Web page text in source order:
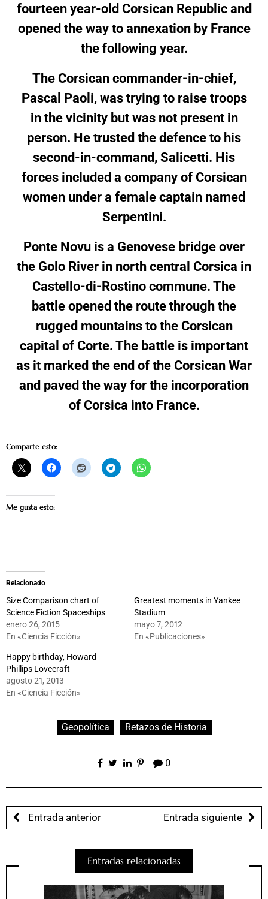
fourteen year-old Corsican Republic and
opened the way to annexation by France
the following year.
The Corsican commander-in-chief,
Pascal Paoli, was trying to raise troops
in the vicinity but was not present in
person. He trusted the defence to his
second-in-command, Salicetti. His
forces included a company of Corsican
women under a female captain named
Serpentini.
Ponte Novu is a Genovese bridge over
the Golo River in north central Corsica in
Castello-di-Rostino commune. The
battle opened the route through the
rugged mountains to the Corsican
capital of Corte. The battle is important
as it marked the end of the Corsican War
and paved the way for the incorporation
of Corsica into France.
Comparte esto:
Me gusta esto:
Relacionado
Size Comparison chart of
Science Fiction Spaceships
enero 26, 2015
En «Ciencia Ficción»
Greatest moments in Yankee
Stadium
mayo 7, 2012
En «Publicaciones»
Happy birthday, Howard
Phillips Lovecraft
agosto 21, 2013
En «Ciencia Ficción»
Geopolítica Retazos de Historia
0
Entrada anterior Entrada siguiente
Entradas relacionadas